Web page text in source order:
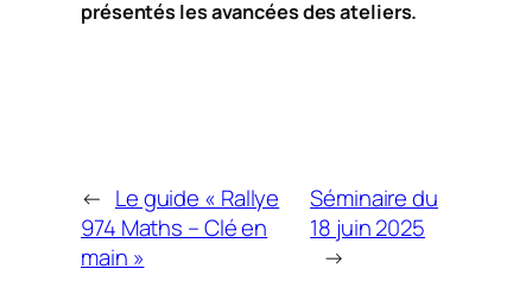
présentés les avancées des ateliers.
← Le guide « Rallye
974 Maths – Clé en
main »
Séminaire du
18 juin 2025
→